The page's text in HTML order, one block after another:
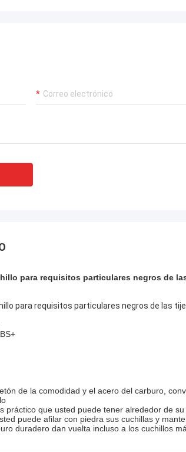
para requisitos particulares negros de
para requisitos particulares negros de las
de la comodidad y el acero del carburo,
práctico que usted puede tener alrededor de su
puede afilar con piedra sus cuchillas y
duradero dan vuelta incluso a los cuchillos